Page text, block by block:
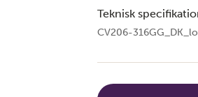
Teknisk
CV206-